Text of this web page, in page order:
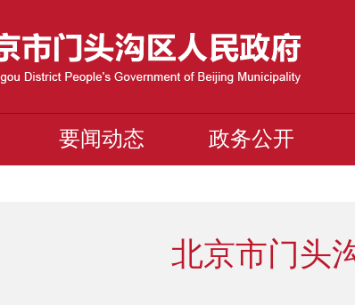
要闻动态 政务公开
北京市门头